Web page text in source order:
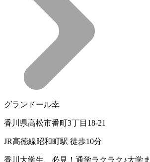
グランドール幸
香川県高松市番町3丁目18-21
JR高徳線昭和町駅 徒歩10分
香川大学生、必見！通学ラクラク♪大学